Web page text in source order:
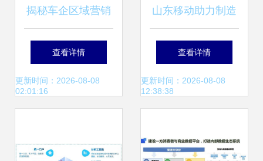
揭秘车企区域营销
有多少费用打了水
漂？数据服务的真
查看详情
更新时间：2026-08-08
02:01:16
山东移动助力制造
业转型升级 数字化
透明工厂激活实体
查看详情
更新时间：2026-08-08
12:38:38